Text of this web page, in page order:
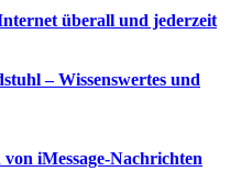
überall und jederzeit
– Wissenswertes und
iMessage-Nachrichten